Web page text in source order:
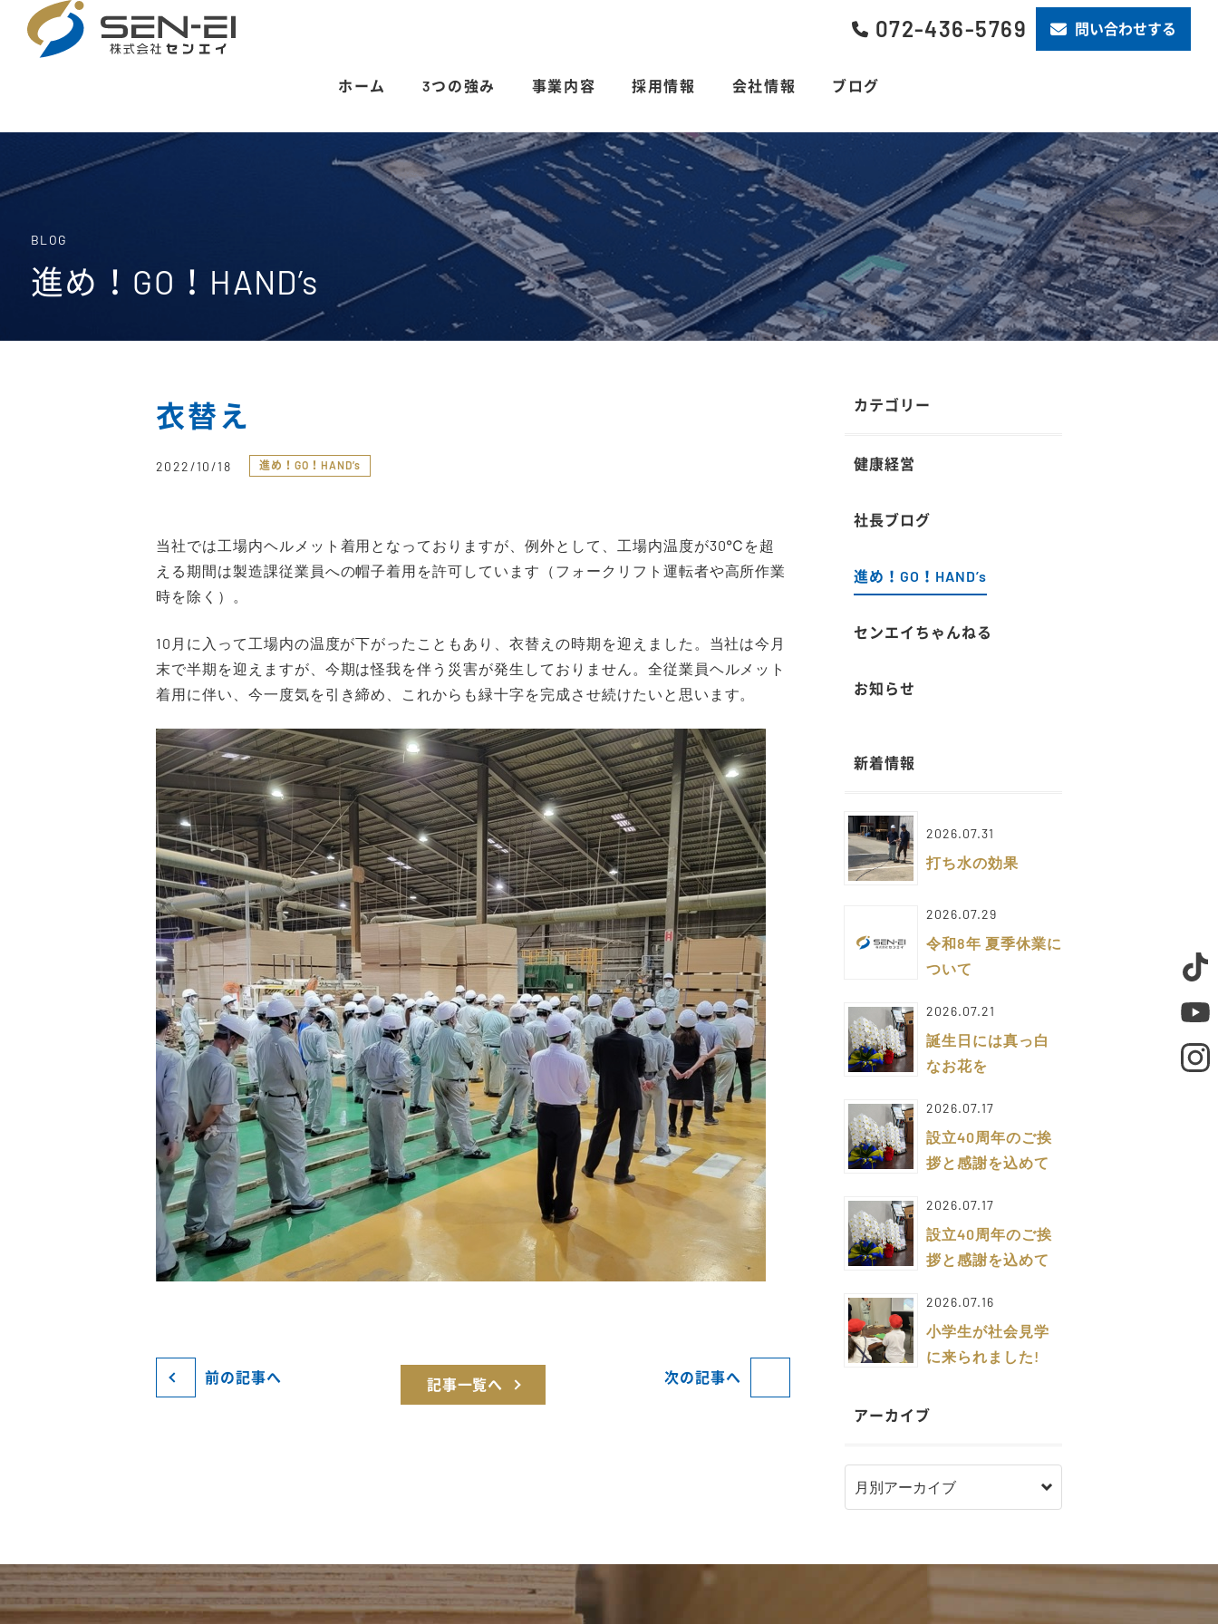
072-436-5769 問い合わせする
ホーム 3つの強み 事業内容 採用情報 会社情報 ブログ
BLOG
進め！GO！HAND’s
衣替え
2022/10/18 進め！GO！HAND’s
当社では工場内ヘルメット着用となっておりますが、例外として、工場内温度が30℃を超
える期間は製造課従業員への帽子着用を許可しています（フォークリフト運転者や高所作業
時を除く）。
10月に入って工場内の温度が下がったこともあり、衣替えの時期を迎えました。当社は今月
末で半期を迎えますが、今期は怪我を伴う災害が発生しておりません。全従業員ヘルメット
着用に伴い、今一度気を引き締め、これからも緑十字を完成させ続けたいと思います。
前の記事へ 記事一覧へ 次の記事へ
カテゴリー
健康経営
社長ブログ
進め！GO！HAND’s
センエイちゃんねる
お知らせ
新着情報
2026.07.31
打ち水の効果
2026.07.29
令和8年 夏季休業に
ついて
2026.07.21
誕生日には真っ白
なお花を
2026.07.17
設立40周年のご挨
拶と感謝を込めて
2026.07.17
設立40周年のご挨
拶と感謝を込めて
2026.07.16
小学生が社会見学
に来られました!
アーカイブ